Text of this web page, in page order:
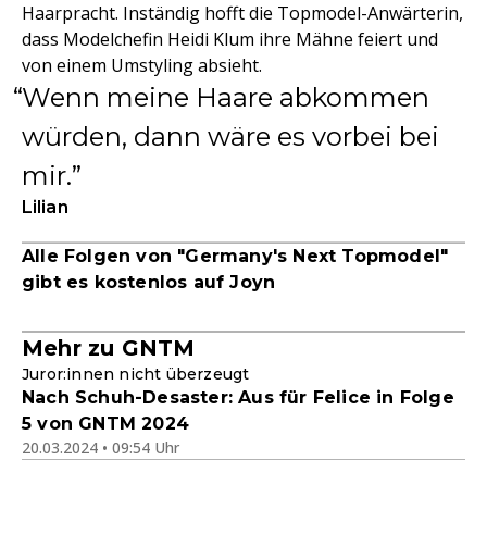
Haarpracht. Inständig hofft die Topmodel-Anwärterin,
dass Modelchefin Heidi Klum ihre Mähne feiert und
von einem Umstyling absieht.
Wenn meine Haare abkommen
würden, dann wäre es vorbei bei
mir.
Lilian
Alle Folgen von "Germany's Next Topmodel"
gibt es kostenlos auf Joyn
Mehr zu GNTM
Juror:innen nicht überzeugt
Nach Schuh-Desaster: Aus für Felice in Folge
5 von GNTM 2024
20.03.2024 • 09:54 Uhr